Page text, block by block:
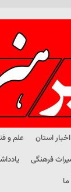
اخبار استان علم و
فرهنگی